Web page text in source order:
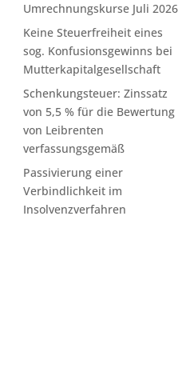
Umrechnungskurse Juli 2026
Keine Steuerfreiheit eines
sog. Konfusionsgewinns bei
Mutterkapitalgesellschaft
Schenkungsteuer: Zinssatz
von 5,5 % für die Bewertung
von Leibrenten
verfassungsgemäß
Passivierung einer
Verbindlichkeit im
Insolvenzverfahren